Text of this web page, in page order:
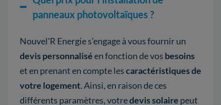
panneaux photovoltaïques ?
Nouvel'R Energie s’engage à vous fournir un
devis personnaliséen fonction de vos besoins
et en prenant en compte lescaractéristiques de
votre logement. Ainsi, en raison de ces
différents paramètres, votredevis solaire peut